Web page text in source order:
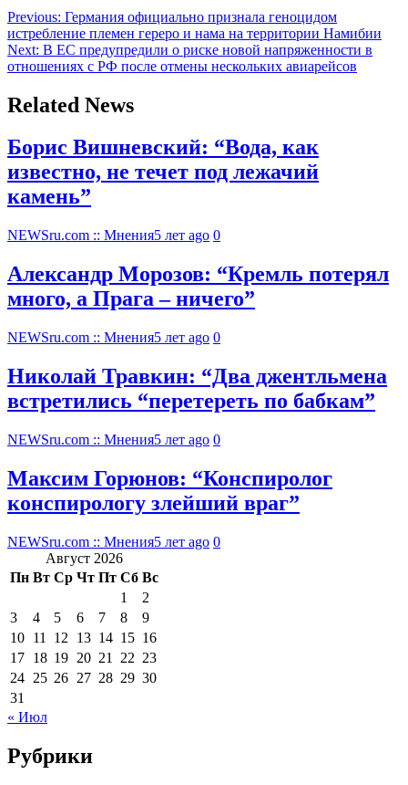
Previous: Германия официально признала геноцидом
истребление племен гереро и нама на территории Намибии
Next: В ЕС предупредили о риске новой напряженности в
отношениях с РФ после отмены нескольких авиарейсов
Related News
Борис Вишневский: “Вода, как
известно, не течет под лежачий
камень”
NEWSru.com :: Мнения5 лет ago 0
Александр Морозов: “Кремль потерял
много, а Прага – ничего”
NEWSru.com :: Мнения5 лет ago 0
Николай Травкин: “Два джентльмена
встретились “перетереть по бабкам”
NEWSru.com :: Мнения5 лет ago 0
Максим Горюнов: “Конспиролог
конспирологу злейший враг”
NEWSru.com :: Мнения5 лет ago 0
Август 2026
Пн Вт Ср Чт Пт Сб Вс
1
2
3
4 5 6 7 8
9
10 11 12 13 14 15 16
17 18 19 20 21 22 23
24 25 26 27 28 29 30
31
« Июл
Рубрики